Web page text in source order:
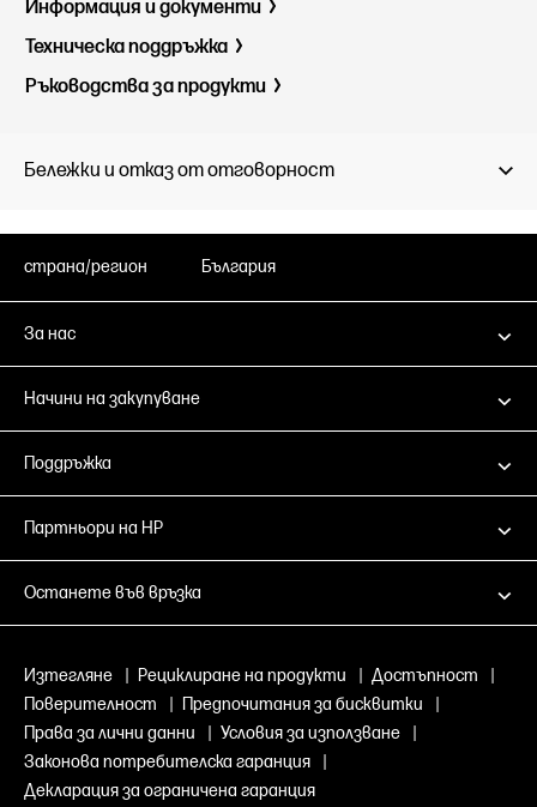
Информация и документи
Техническа поддръжка
Ръководства за продукти
Бележки и отказ от отговорност
страна/регион България
За нас
Начини на закупуване
Поддръжка
Партньори на HP
Останете във връзка
Изтегляне Рециклиране на продукти Достъпност
Поверителност
Предпочитания за бисквитки
Права за лични данни
Условия за използване
Законова потребителска гаранция
Декларация за ограничена гаранция